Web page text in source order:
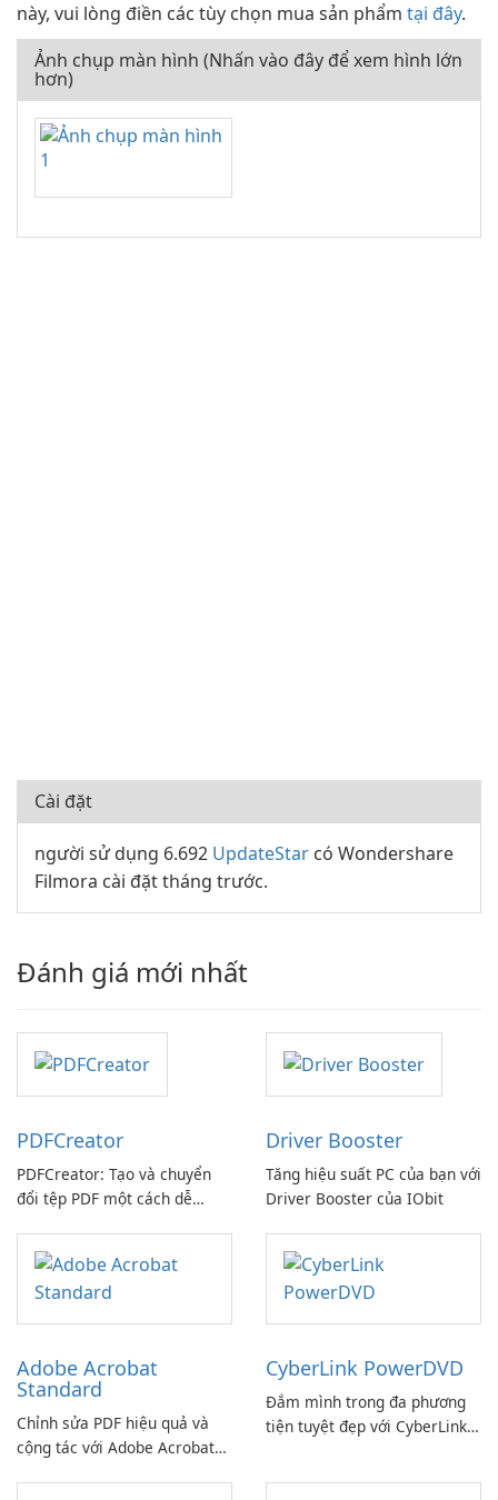
này, vui lòng điền các tùy chọn mua sản phẩm tại đây.
Ảnh chụp màn hình (Nhấn vào đây để xem hình lớn
hơn)
Cài đặt
người sử dụng 6.692 UpdateStar có Wondershare
Filmora cài đặt tháng trước.
Đánh giá mới nhất
PDFCreator
PDFCreator: Tạo và chuyển
đổi tệp PDF một cách dễ
Driver Booster
Tăng hiệu suất PC của bạn với
Driver Booster của IObit
Adobe Acrobat
Standard
Chỉnh sửa PDF hiệu quả và
cộng tác với Adobe Acrobat
CyberLink PowerDVD
Đắm mình trong đa phương
tiện tuyệt đẹp với CyberLink